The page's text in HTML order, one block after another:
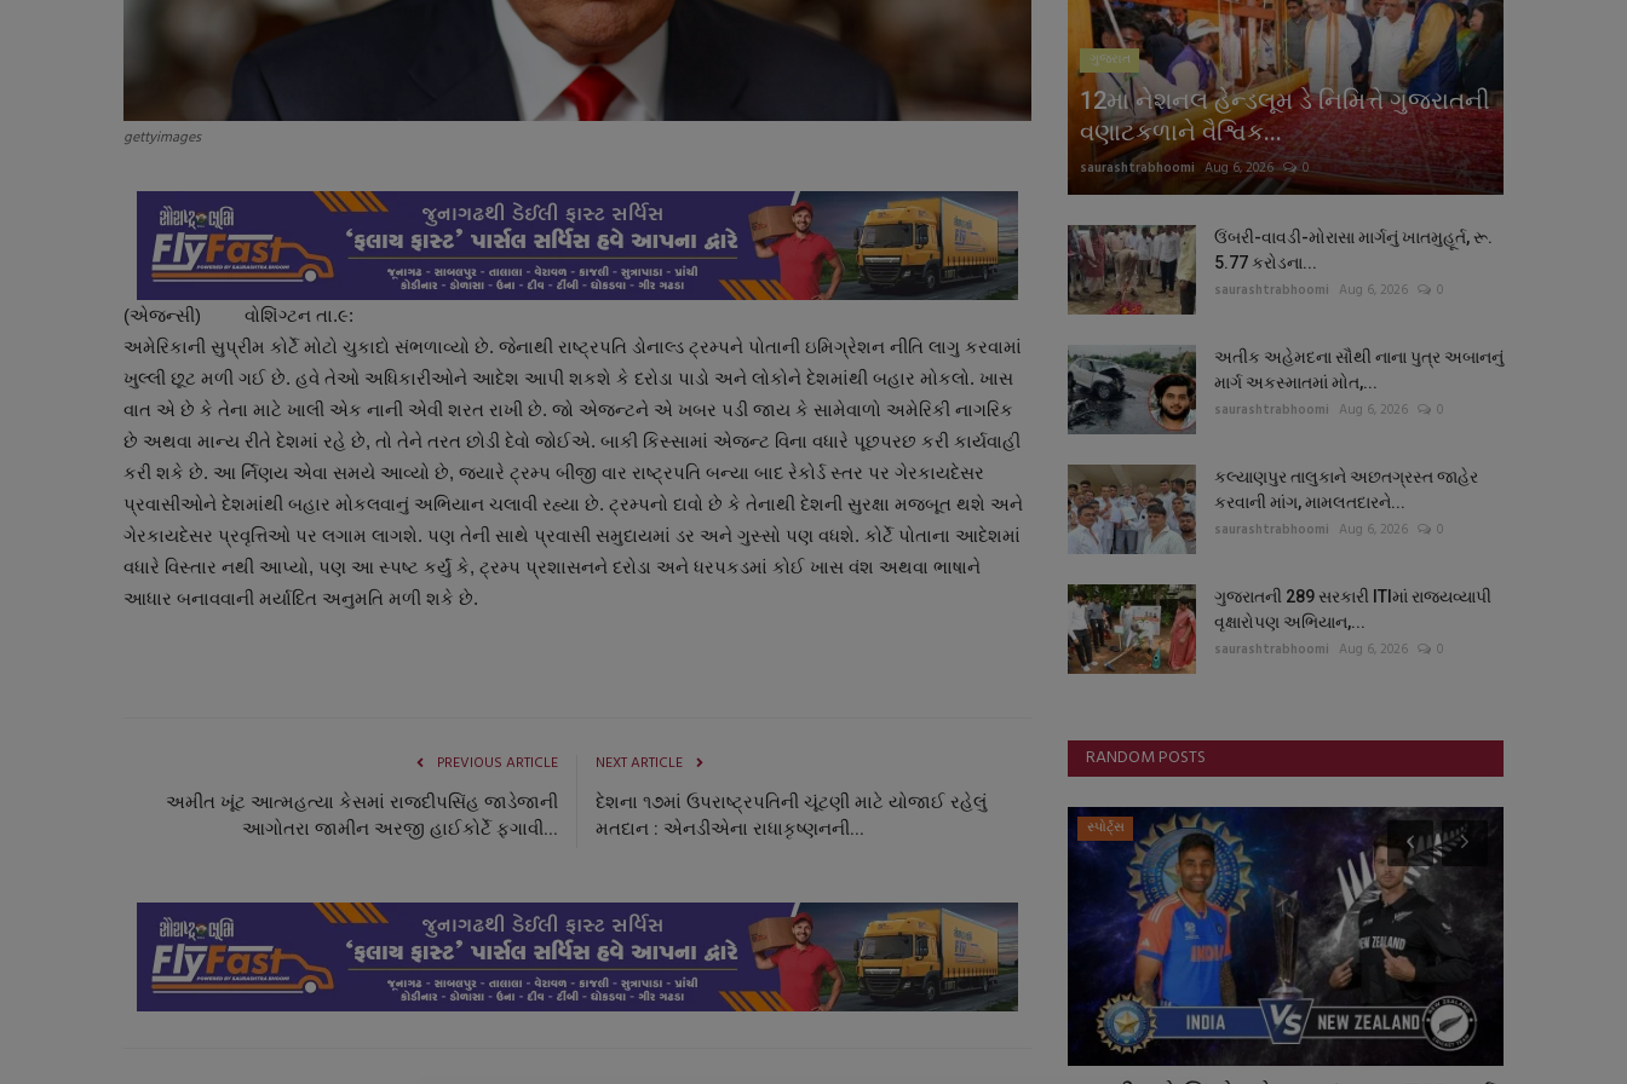
gettyimages
(એજન્સી) વોશિંગ્ટન તા.૯:
અમેરિકાની સુપ્રીમ કોર્ટે મોટો ચુકાદો સંભળાવ્યો છે. જેનાથી રાષ્ટ્રપતિ ડોનાલ્ડ ટ્રમ્પને પોતાની ઇમિગ્રેશન નીતિ લાગુ કરવામાં
ખુલ્લી છૂટ મળી ગઈ છે. હવે તેઓ અધિકારીઓને આદેશ આપી શકશે કે દરોડા પાડો અને લોકોને દેશમાંથી બહાર મોકલો. ખાસ
વાત એ છે કે તેના માટે ખાલી એક નાની એવી શરત રાખી છે. જો એજન્ટને એ ખબર પડી જાય કે સામેવાળો અમેરિકી નાગરિક
છે અથવા માન્ય રીતે દેશમાં રહે છે, તો તેને તરત છોડી દેવો જોઈએ. બાકી કિસ્સામાં એજન્ટ વિના વધારે પૂછપરછ કરી કાર્યવાહી
કરી શકે છે. આ ર્નિણય એવા સમયે આવ્યો છે, જ્યારે ટ્રમ્પ બીજી વાર રાષ્ટ્રપતિ બન્યા બાદ રેકોર્ડ સ્તર પર ગેરકાયદેસર
પ્રવાસીઓને દેશમાંથી બહાર મોકલવાનું અભિયાન ચલાવી રહ્યા છે. ટ્રમ્પનો દાવો છે કે તેનાથી દેશની સુરક્ષા મજબૂત થશે અને
ગેરકાયદેસર પ્રવૃત્તિઓ પર લગામ લાગશે. પણ તેની સાથે પ્રવાસી સમુદાયમાં ડર અને ગુસ્સો પણ વધશે. કોર્ટે પોતાના આદેશમાં
વધારે વિસ્તાર નથી આપ્યો, પણ આ સ્પષ્ટ કર્યું કે, ટ્રમ્પ પ્રશાસનને દરોડા અને ધરપકડમાં કોઈ ખાસ વંશ અથવા ભાષાને
આધાર બનાવવાની મર્યાદિત અનુમતિ મળી શકે છે.
PREVIOUS ARTICLE
અમીત ખૂંટ આત્મહત્યા કેસમાં રાજદીપસિંહ જાડેજાની
આગોતરા જામીન અરજી હાઈકોર્ટે ફગાવી...
NEXT ARTICLE
દેશના ૧૭માં ઉપરાષ્ટ્રપતિની ચૂંટણી માટે યોજાઈ રહેલું
મતદાન : એનડીએના રાધાકૃષ્ણનની...
ગુજરાત
12મા નેશનલ હેન્ડલૂમ ડે નિમિત્તે ગુજરાતની
વણાટકળાને વૈશ્વિક...
saurashtrabhoomi Aug 6, 2026 0
ઉંબરી-વાવડી-મોરાસા માર્ગનું ખાતમુહૂર્ત, રૂ.
5.77 કરોડના...
saurashtrabhoomi Aug 6, 2026 0
અતીક અહેમદના સૌથી નાના પુત્ર અબાનનું
માર્ગ અકસ્માતમાં મોત,...
saurashtrabhoomi Aug 6, 2026 0
કલ્યાણપુર તાલુકાને અછતગ્રસ્ત જાહેર
કરવાની માંગ, મામલતદારને...
saurashtrabhoomi Aug 6, 2026 0
ગુજરાતની 289 સરકારી ITIમાં રાજ્યવ્યાપી
વૃક્ષારોપણ અભિયાન,...
saurashtrabhoomi Aug 6, 2026 0
RANDOM POSTS
ગુનાખોરી બોલિવૂડ સ્પોર્ટ્સ